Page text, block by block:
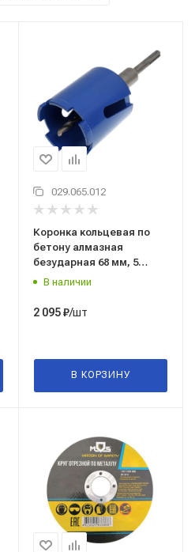
029.065.012
Коронка кольцевая по
бетону алмазная
безударная 68 мм, 5
зубьев, SDS-plus, в сборе
В наличии
2 095₽/шт
В КОРЗИНУ